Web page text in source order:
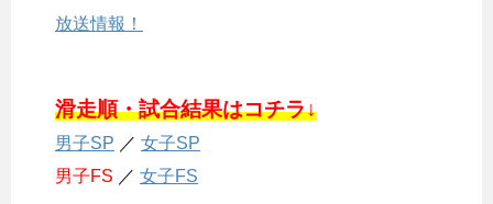
放送情報！
滑走順・試合結果はコチラ↓
男子SP ／ 女子SP
男子FS ／ 女子FS